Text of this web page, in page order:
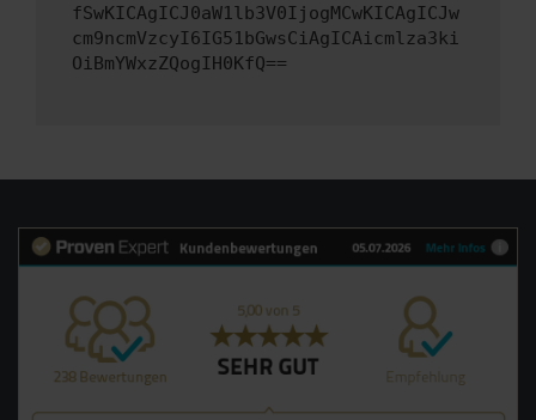
fSwKICAgICJ0aW1lb3V0IjogMCwKICAgICJw
cm9ncmVzcyI6IG51bGwsCiAgICAicmlza3ki
OiBmYWxzZQogIH0KfQ==